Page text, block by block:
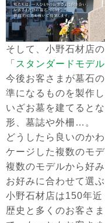
そして、小野石材店
「 スタンダードモデ
今後お客さまが墓石
準になるものを製作し
いざお墓を建てると
形、墓誌や外柵…。
どうしたら良いのか
ケージした複数のモ
複数のモデルから好
お好みに合わせて選
小野石材店は150年近
歴史と多くのお客さ